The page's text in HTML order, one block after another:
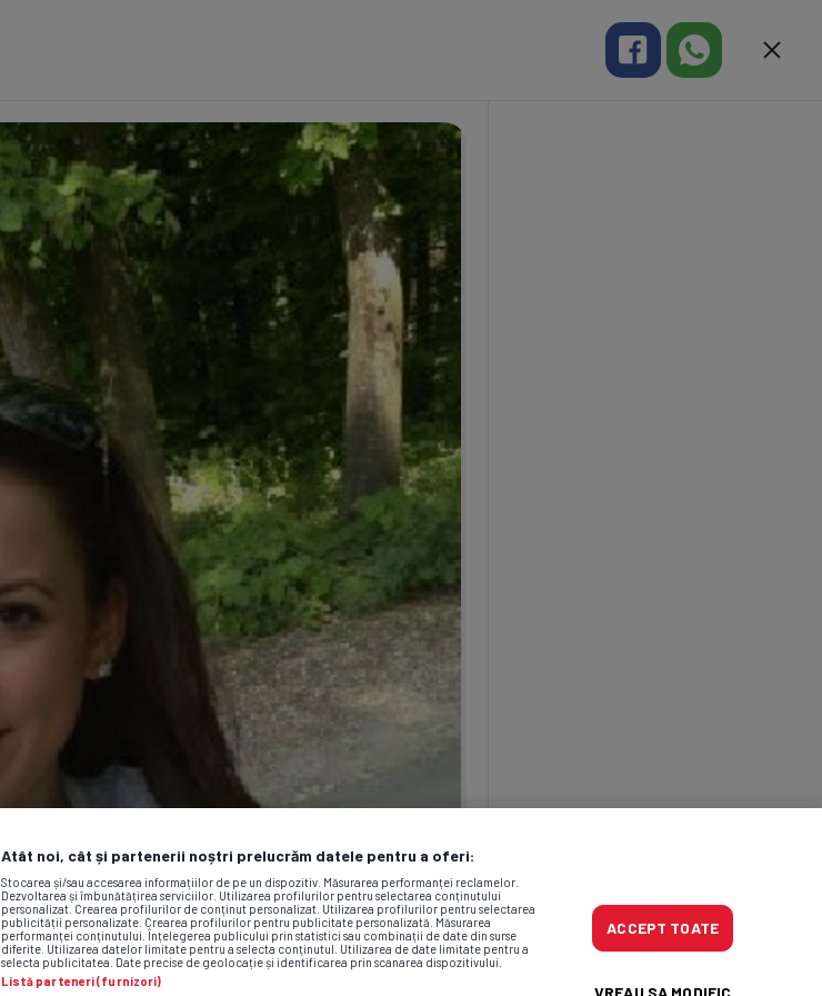
Atât noi, cât și partenerii noștri prelucrăm datele pentru a oferi:
Stocarea și/sau accesarea informațiilor de pe un dispozitiv. Măsurarea performanței reclamelor.
Dezvoltarea și îmbunătățirea serviciilor. Utilizarea profilurilor pentru selectarea conținutului
personalizat. Crearea profilurilor de conținut personalizat. Utilizarea profilurilor pentru selectarea
publicității personalizate. Crearea profilurilor pentru publicitate personalizată. Măsurarea
performanței conținutului. Înțelegerea publicului prin statistici sau combinații de date din surse
diferite. Utilizarea datelor limitate pentru a selecta conținutul. Utilizarea de date limitate pentru a
selecta publicitatea. Date precise de geolocație și identificarea prin scanarea dispozitivului.
Listă parteneri (furnizori)
ACCEPT TOATE
VREAU SA MODIFIC